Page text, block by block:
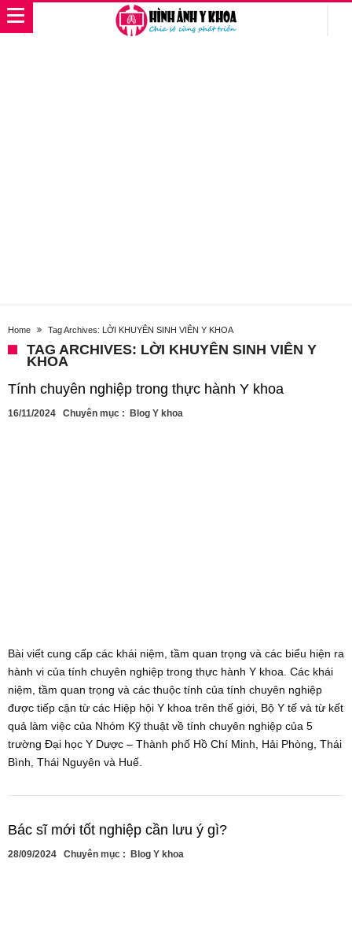
Home Tag Archives: LỜI KHUYÊN SINH VIÊN Y KHOA
TAG ARCHIVES: LỜI KHUYÊN SINH VIÊN Y
KHOA
Tính chuyên nghiệp trong thực hành Y khoa
16/11/2024 Chuyên mục : Blog Y khoa
Bài viết cung cấp các khái niệm, tầm quan trọng và các biểu hiện ra
hành vi của tính chuyên nghiệp trong thực hành Y khoa. Các khái
niệm, tầm quan trọng và các thuộc tính của tính chuyên nghiệp
được tiếp cận từ các Hiệp hội Y khoa trên thế giới, Bộ Y tế và từ kết
quả làm việc của Nhóm Kỹ thuật về tính chuyên nghiệp của 5
trường Đại học Y Dược – Thành phố Hồ Chí Minh, Hải Phòng, Thái
Bình, Thái Nguyên và Huế.
Bác sĩ mới tốt nghiệp cần lưu ý gì?
28/09/2024 Chuyên mục : Blog Y khoa